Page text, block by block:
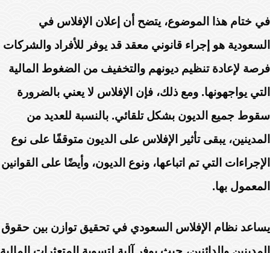
في ختام هذا الموضوع، يتضح أن إعلان الإفلاس في
السعودية هو إجراء قانوني معقد قد يوفر للأفراد والشركات
فرصة لإعادة تنظيم ديونهم والتخفيف من الضغوط المالية
التي يواجهونها. ومع ذلك، فإن الإفلاس لا يعني بالضرورة
سقوط جميع الديون بشكل تلقائي. بالنسبة للعديد من
المدينين، يبقى تأثير الإفلاس على الديون متوقفًا على نوع
الإجراءات التي تم اتباعها، ونوع الديون، وأيضًا على القوانين
المعمول بها.
يساعد نظام الإفلاس السعودي في تحقيق توازن بين حقوق